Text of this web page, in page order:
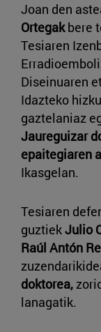
Joan den
Ortegakbere
Tesiaren
Diseinuaren
Idazteko
gaztelaniaz
Jaureguizar
epaitegiaren
Ikasgelan.
Tesiaren
guztiekJulio
Raúl Antón
doktorea,
lanagatik.